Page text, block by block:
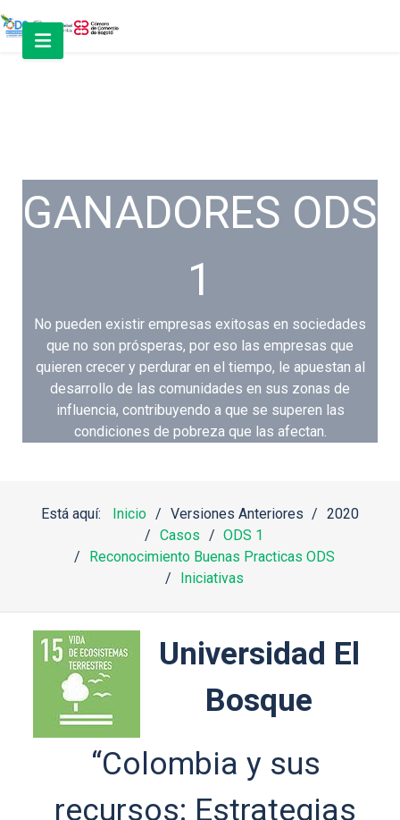
GANADORES ODS
1
No pueden existir empresas exitosas en sociedades
que no son prósperas, por eso las empresas que
quieren crecer y perdurar en el tiempo, le apuestan al
desarrollo de las comunidades en sus zonas de
influencia, contribuyendo a que se superen las
condiciones de pobreza que las afectan.
Está aquí: Inicio Versiones Anteriores
2020
Casos
ODS 1
Reconocimiento Buenas Practicas ODS
Iniciativas
Universidad El
Bosque
“Colombia y sus
recursos: Estrategias